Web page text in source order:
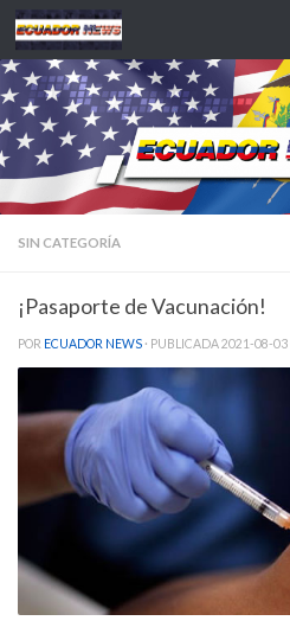
Saltar al contenido
SIN CATEGORÍA
¡Pasaporte de Vacunación!
POR ECUADOR NEWS · PUBLICADA2021-08-03